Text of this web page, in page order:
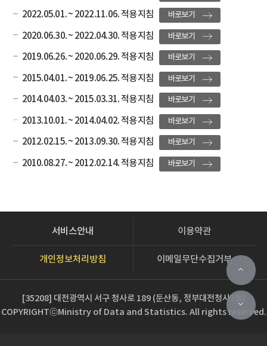
2022.05.01. ~ 2022.11.06. 적용 지침 바로보기
2020.06.30. ~ 2022.04.30. 적용 지침 바로보기
2019.06.26. ~ 2020.06.29. 적용 지침 바로보기
2015.04.01. ~ 2019.06.25. 적용 지침 바로보기
2014.04.03. ~ 2015.03.31. 적용 지침 바로보기
2013.10.01. ~ 2014.04.02. 적용 지침 바로보기
2012.02.15. ~ 2013.09.30. 적용 지침 바로보기
2010.08.27. ~ 2012.02.14. 적용 지침 바로보기
서비스안내 이용약관
개인정보처리방침 이메일무단수집거부
[35208] 대전광역시 서구 청사로 189 (둔산동, 정부대전청사3동)
COPYRIGHTⓒMinistry of Data and Statistics. All rights reserved.